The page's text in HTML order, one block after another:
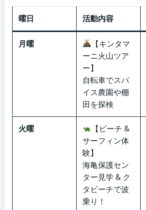
曜日 活動内容
月曜
【キンタマ
ーニ火山ツア
ー】
自転車でスパ
イス農園や棚
田を探検
火曜
【ビーチ &
サーフィン体
験】
海亀保護セン
ター見学 & ク
タビーチで波
乗り！